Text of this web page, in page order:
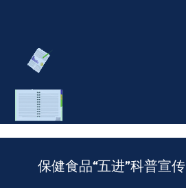
保健食品“五进”科普宣传